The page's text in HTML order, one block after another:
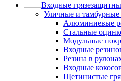
Входные
Уличные и
Алюминиевые
Стальные
Модульные
Входные
Резина в
Входные
Щетинистые